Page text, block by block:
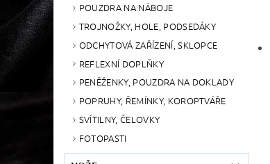
POUZDRA NA NÁBOJE
TROJNOŽKY, HOLE, PODSEDÁKY
ODCHYTOVÁ ZAŘÍZENÍ, SKLOPCE
REFLEXNÍ DOPLŇKY
PENĚŽENKY, POUZDRA NA DOKLADY
POPRUHY, ŘEMÍNKY, KOROPTVÁŘE
SVÍTILNY, ČELOVKY
FOTOPASTI